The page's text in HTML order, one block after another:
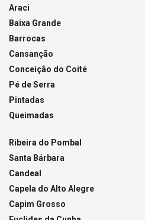
Araci
Baixa Grande
Barrocas
Cansanção
Conceição do Coité
Pé de Serra
Pintadas
Queimadas
Ribeira do Pombal
Santa Bárbara
Candeal
Capela do Alto Alegre
Capim Grosso